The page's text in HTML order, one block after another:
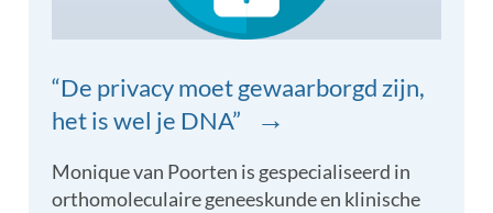
“De privacy moet gewaarborgd zijn,
het is wel je DNA”
→
Monique van Poorten is gespecialiseerd in
orthomoleculaire geneeskunde en klinische